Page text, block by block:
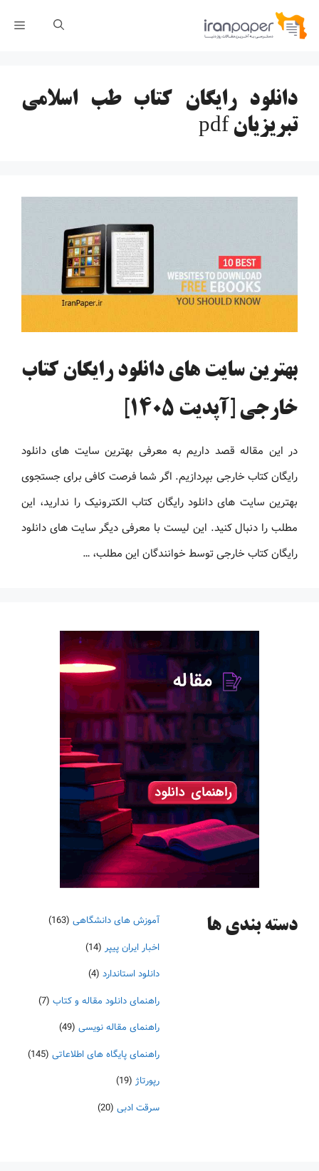
پرش
دانلود رایگان کتاب طب اسلامی
تبریزیان pdf
بهترین سایت های دانلود رایگان کتاب
خارجی [آپدیت 1405]
در این مقاله قصد داریم به معرفی بهترین سایت های دانلود
رایگان کتاب خارجی بپردازیم. اگر شما فرصت کافی برای جستجوی
بهترین سایت های دانلود رایگان کتاب الکترونیک را ندارید، این
مطلب را دنبال کنید. این لیست با معرفی دیگر سایت های دانلود
رایگان کتاب خارجی توسط خوانندگان این مطلب، …
دسته‌ بندی ها آموزش های دانشگاهی (163)
اخبار ایران پیپر (14)
دانلود استاندارد (4)
راهنمای دانلود مقاله و کتاب (7)
راهنمای مقاله نویسی (49)
راهنمای پایگاه های اطلاعاتی (145)
رپورتاژ (19)
سرقت ادبی (20)